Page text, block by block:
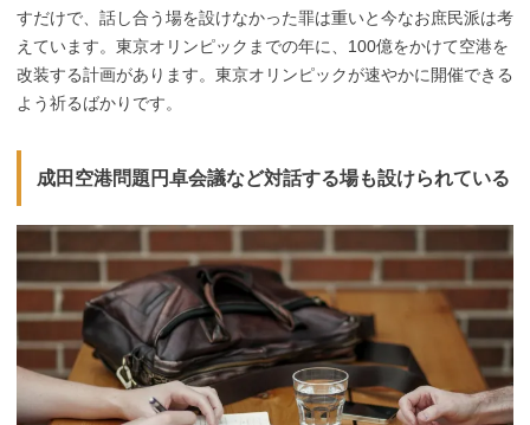
すだけで、話し合う場を設けなかった罪は重いと今なお庶民派は考
えています。東京オリンピックまでの年に、100億をかけて空港を
改装する計画があります。東京オリンピックが速やかに開催できる
よう祈るばかりです。
成田空港問題円卓会議など対話する場も設けられている